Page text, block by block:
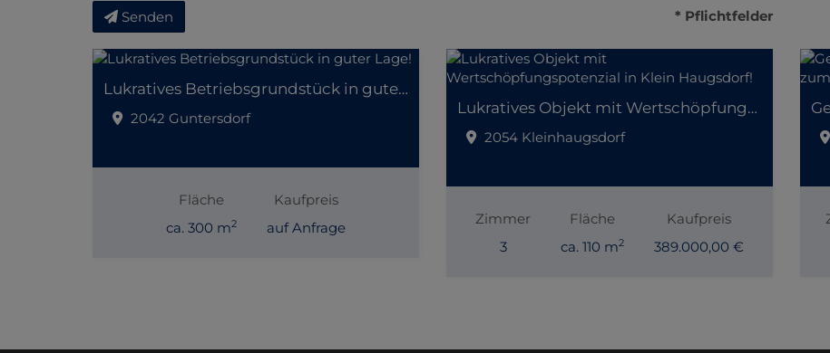
Senden * Pflichtfelder
Lukratives Betriebsgrundstück in guter Lage!
2042 Guntersdorf
Fläche
ca. 300 m2
Kaufpreis
auf Anfrage
Lukratives Objekt mit Wertschöpfungspotenzial in Klein Haugsdorf!
2054 Kleinhaugsdorf
Zimmer
3
Fläche
ca. 110 m2
Kaufpreis
389.000,00 €